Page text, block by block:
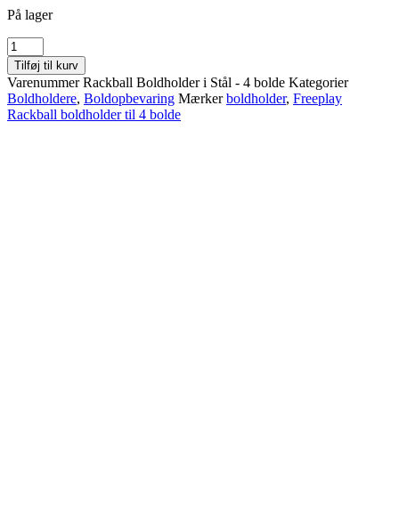
På lager
Freeplay
Rackball
boldholder
til
4
bolde
Tilføj til kurv
VarenummerRackball Boldholder i Stål - 4 bolde Kategorier
Boldholdere, Boldopbevaring Mærker boldholder, Freeplay
Rackball boldholder til 4 bolde